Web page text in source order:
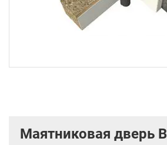
Маятниковая дверь